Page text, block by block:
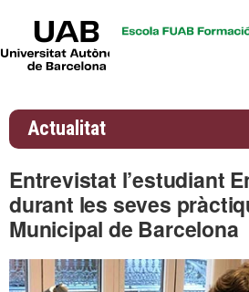
Actualitat
Entrevistat l’estudiant
durant les seves
Municipal de Barcelona